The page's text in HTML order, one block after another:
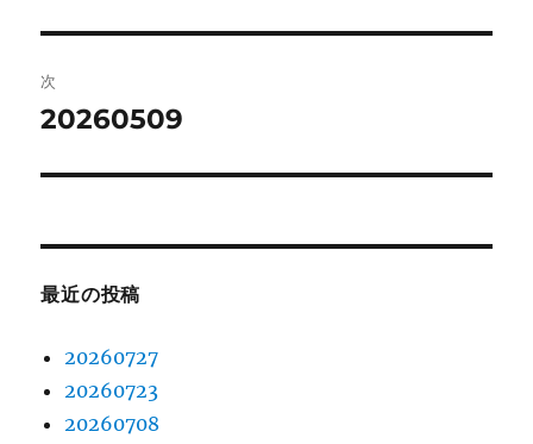
ビ
ゲ
ー
シ
ン
稿:
次
次
投
20260509
最近の投稿
20260727
20260723
20260708